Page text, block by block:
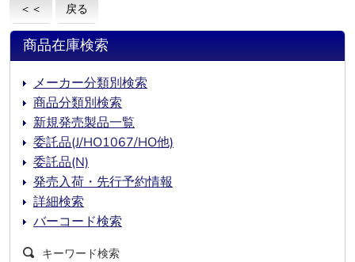
＜＜ 戻る
商品在庫検索
メーカー分類別検索
商品分類別検索
新規発売製品一覧
委託品(J/HO1067/HO他)
委託品(N)
発売入荷・先行予約情報
詳細検索
バーコード検索
キーワード検索